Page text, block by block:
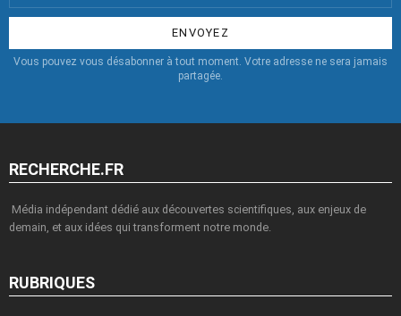
:
Vous pouvez vous désabonner à tout moment. Votre adresse ne sera jamais
partagée.
RECHERCHE.FR
Média indépendant dédié aux découvertes scientifiques, aux enjeux de
demain, et aux idées qui transforment notre monde.
RUBRIQUES